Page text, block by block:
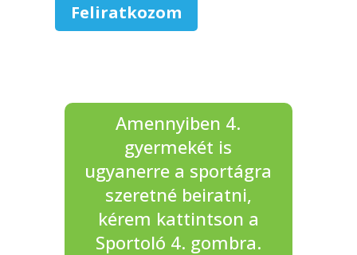
mennyiség
Feliratkozom
Amennyiben 4.
gyermekét is
ugyanerre a sportágra
szeretné beiratni,
kérem kattintson a
Sportoló 4. gombra.